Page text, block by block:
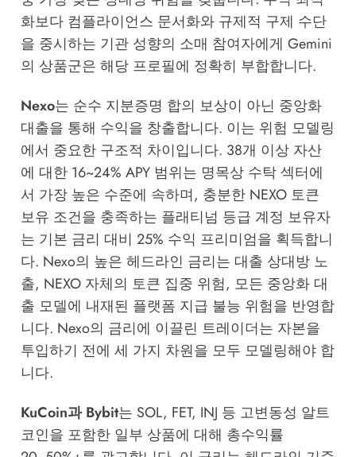
화보다 컴플라이언스 문서화와 규제적 구제 수단
을 중시하는 기관 성향의 소매 참여자에게 Gemini
의 상품군은 해당 프로필에 정확히 부합합니다.
Nexo는 순수 지분증명 합의 보상이 아닌 중앙화
대출을 통해 수익을 창출합니다. 이는 위험 모델링
에서 중요한 구조적 차이입니다. 38개 이상 자산
에 대한 16~24% APY 범위는 명목상 수탁 섹터에
서 가장 높은 수준에 속하며, 충분한 NEXO 토큰
보유 조건을 충족하는 플래티넘 등급 계정 보유자
는 기본 금리 대비 25% 수익 프리미엄을 획득합니
다. Nexo의 높은 헤드라인 금리는 대출 상대방 노
출, NEXO 자체의 토큰 집중 위험, 모든 중앙화 대
출 모델에 내재된 플랫폼 지급 불능 위험을 반영합
니다. Nexo의 금리에 이끌린 트레이더는 자본을
투입하기 전에 세 가지 차원을 모두 모델링해야 합
니다.
KuCoin과 Bybit는 SOL, FET, INJ 등 고변동성 알트
코인을 포함한 일부 상품에 대해 총수익률